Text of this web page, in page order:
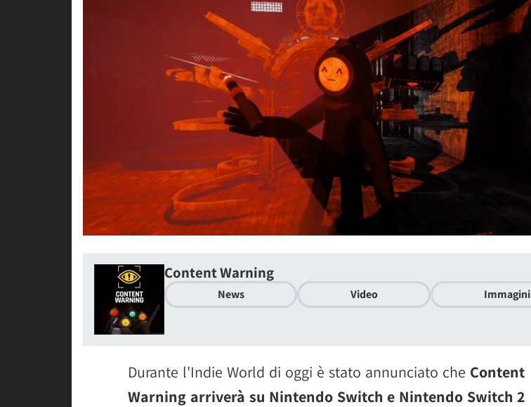
Content Warning
News Video Immagini
Durante l'Indie World di oggi è stato annunciato che Content
Warning arriverà su Nintendo Switch e Nintendo Switch 2